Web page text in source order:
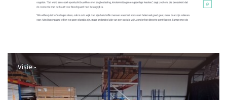
Zin om mee te helpen?
In de media
Visie-